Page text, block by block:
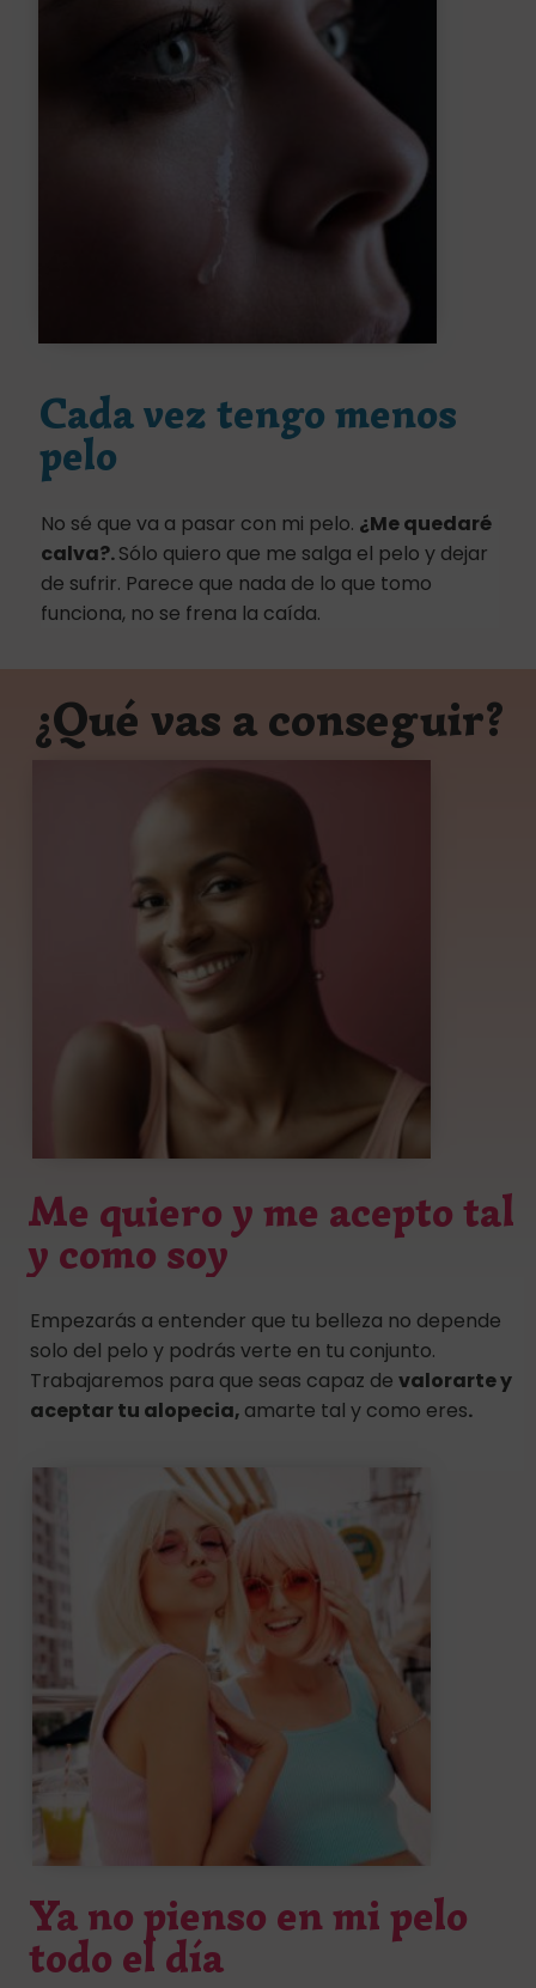
Cada vez tengo menos
pelo
No sé que va a pasar con mi pelo. ¿Me quedaré
calva?.Sólo quiero que me salga el pelo y dejar
de sufrir. Parece que nada de lo que tomo
funciona, no se frena la caída.
¿Qué vas a conseguir?
Me quiero y me acepto tal
y como soy
Empezarás a entender que tu belleza no depende
solo del pelo y podrás verte en tu conjunto.
Trabajaremos para que seas capaz de valorarte y
aceptar tu alopecia, amarte tal y como eres.
Ya no pienso en mi pelo
todo el día